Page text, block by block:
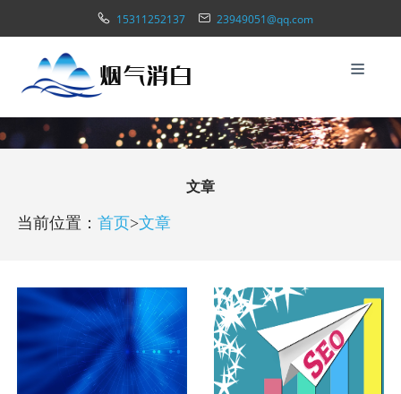
15311252137 23949051@qq.com
文章
当前位置：首页>文章